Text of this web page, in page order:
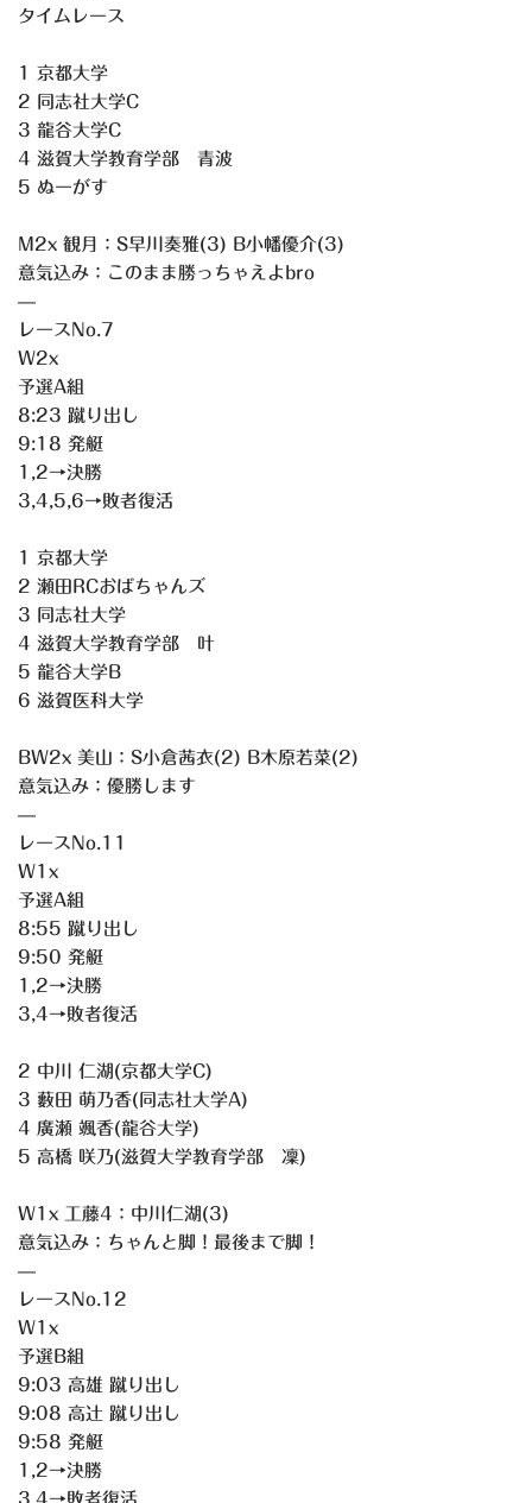
タイムレース
1 京都大学
2 同志社大学C
3 龍谷大学C
4 滋賀大学教育学部 青波
5 ぬーがす
M2x 観月：S早川奏雅(3) B小幡優介(3)
意気込み：このまま勝っちゃえよbro
—
レースNo.7
W2x
予選A組
8:23 蹴り出し
9:18 発艇
1,2→決勝
3,4,5,6→敗者復活
1 京都大学
2 瀬田RCおばちゃんズ
3 同志社大学
4 滋賀大学教育学部 叶
5 龍谷大学B
6 滋賀医科大学
BW2x 美山：S小倉茜衣(2) B木原若菜(2)
意気込み：優勝します
—
レースNo.11
W1x
予選A組
8:55 蹴り出し
9:50 発艇
1,2→決勝
3,4→敗者復活
2 中川 仁湖(京都大学C)
3 藪田 萌乃香(同志社大学A)
4 廣瀬 颯香(龍谷大学)
5 高橋 咲乃(滋賀大学教育学部 凜)
W1x 工藤4：中川仁湖(3)
意気込み：ちゃんと脚！最後まで脚！
—
レースNo.12
W1x
予選B組
9:03 高雄 蹴り出し
9:08 高辻 蹴り出し
9:58 発艇
1,2→決勝
3,4→敗者復活